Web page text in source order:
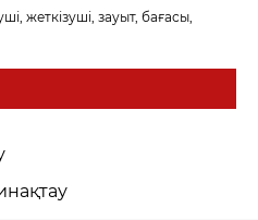
жеткізуші, зауыт, бағасы,